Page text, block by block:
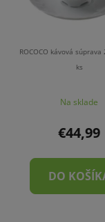
ROCOCO kávová
ks
Na sklade
€44,99
DO